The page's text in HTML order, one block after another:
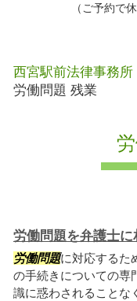
（ご予約で
西宮駅前法律事務所
労働問題 残業
労働問題を弁護士に
労働問題に対応するた
の手続きについての専
識に惑わされることな